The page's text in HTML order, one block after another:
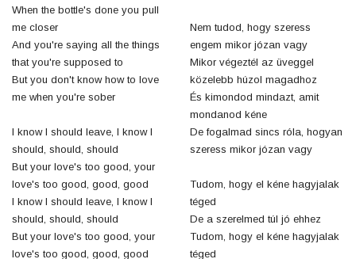
When the bottle's done you pull
me closer
And you're saying all the things
that you're supposed to
But you don't know how to love
me when you're sober
I know I should leave, I know I
should, should, should
But your love's too good, your
love's too good, good, good
I know I should leave, I know I
should, should, should
But your love's too good, your
love's too good, good, good
Nem tudod, hogy szeress
engem mikor józan vagy
Mikor végeztél az üveggel
közelebb húzol magadhoz
És kimondod mindazt, amit
mondanod kéne
De fogalmad sincs róla, hogyan
szeress mikor józan vagy
Tudom, hogy el kéne hagyjalak
téged
De a szerelmed túl jó ehhez
Tudom, hogy el kéne hagyjalak
téged